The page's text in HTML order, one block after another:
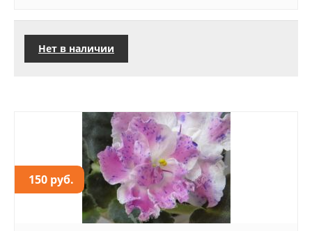
Нет в наличии
150 руб.